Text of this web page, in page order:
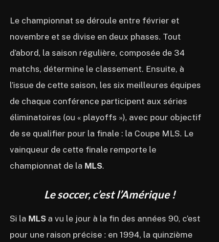
Le championnat se déroule entre février et
novembre et se divise en deux phases. Tout
d’abord, la saison régulière, composée de 34
matchs, détermine le classement. Ensuite, à
l’issue de cette saison, les six meilleures équipes
de chaque conférence participent aux séries
éliminatoires (ou « playoffs »), avec pour objectif
de se qualifier pour la finale : la Coupe MLS. Le
vainqueur de cette finale remporte le
championnat de la MLS.
Le soccer, c’est l’Amérique !
Si la MLS a vu le jour à la fin des années 90, c’est
pour une raison précise : en 1994, la quinzième